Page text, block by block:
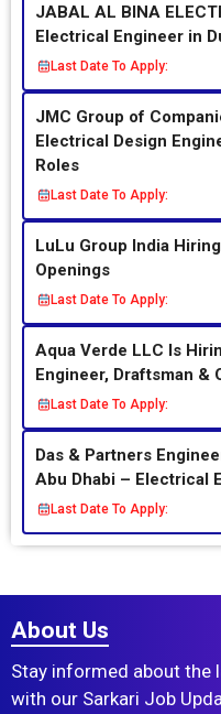
JABAL AL BINA
Electrical Engineer in
Last Date To Apply:
JMC Group of
Electrical Design
Roles
Last Date To Apply:
LuLu Group India
Openings
Last Date To Apply:
Aqua Verde LLC Is
Engineer, Draftsman &
Last Date To Apply:
Das & Partners
Abu Dhabi – Electrical
Last Date To Apply:
About Us
Stay informed about the
with our Sarkari Job